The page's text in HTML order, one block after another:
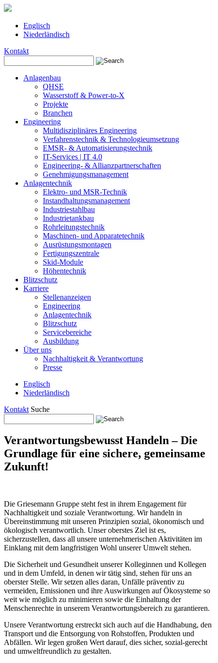
Englisch
Niederländisch
Kontakt
Anlagenbau
QHSE
Wasserstoff & Power-to-X
Projekte
Branchen
Engineering
Multidisziplinäres Engineering
Verfahrenstechnik & Technologieumsetzung
EMSR- & Automatisierungstechnik
IT-Services | IT 4.0
Engineering- & Allianzpartnerschaften
Genehmigungsmanagement
Anlagentechnik
Elektro- und MSR-Technik
Instandhaltungsmanagement
Industriestahlbau
Industrietankbau
Rohrleitungstechnik
Maschinen- und Apparatetechnik
Ausrüstungsmontagen
Fertigungszentrale
Skid-Module
Höhentechnik
Blitzschutz
Karriere
Stellenanzeigen
Engineering
Anlagentechnik
Blitzschutz
Servicebereiche
Ausbildung
Über uns
Nachhaltigkeit & Verantwortung
Presse
Englisch
Niederländisch
Kontakt Suche
Verantwortungsbewusst Handeln – Die
Grundlage für eine sichere, gemeinsame
Zukunft!
Die Griesemann Gruppe steht fest in ihrem Engagement für
Nachhaltigkeit und soziale Verantwortung. Wir handeln in
Übereinstimmung mit unseren Prinzipien sozial, ökonomisch und
ökologisch verantwortlich. Unser oberstes Ziel ist es,
sicherzustellen, dass all unsere unternehmerischen Aktivitäten im
Einklang mit dem langfristigen Wohl unserer Umwelt stehen.
Die Sicherheit und Gesundheit unserer Kolleginnen und Kollegen
und in dem Umfeld, in denen wir tätig sind, stehen für uns an
oberster Stelle. Wir setzen alles daran, Unfälle präventiv zu
vermeiden, Emissionen und ihre Auswirkungen auf Ökosysteme so
weit wie möglich zu minimieren sowie die Einhaltung der
Menschenrechte in unserem Verantwortungsbereich zu garantieren.
Unsere Verantwortung erstreckt sich auch auf die Handhabung, den
Transport und die Entsorgung von Rohstoffen, Produkten und
Abfällen. Wir legen großen Wert darauf, dies sicher, sozial-gerecht
und umweltfreundlich zu gestalten.